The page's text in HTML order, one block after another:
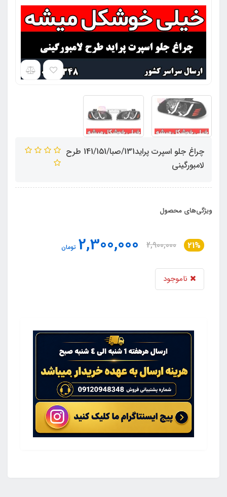
چراغ جلو اسپرت پراید131/صبا/141/151 طرح
لامبورگینی
ویژگی‌های محصول
21%
2,900,000
2,300,000 تومان
ناموجود